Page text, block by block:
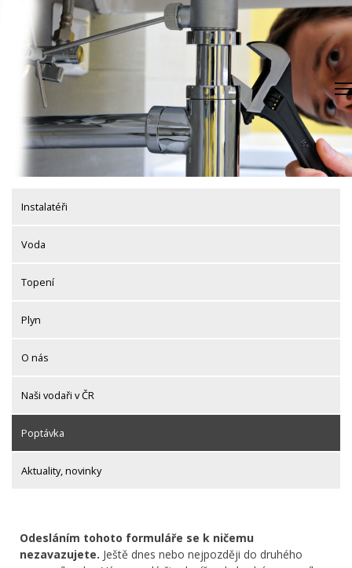
content
Instalatéři
Voda
Topení
Plyn
O nás
Naši vodaři v ČR
Poptávka
Aktuality, novinky
Odesláním tohoto formuláře se k ničemu
nezavazujete. Ještě dnes nebo nejpozději do druhého